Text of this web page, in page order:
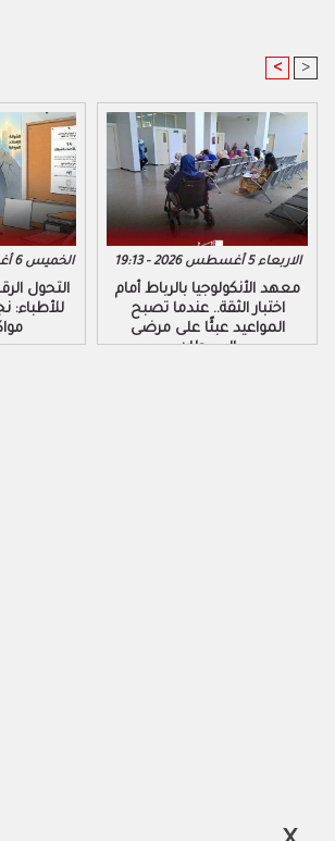
< >
الخميس 6 أغسطس 2026 - 18:44
التحول
للأطباء:
الاربعاء 5 أغسطس 2026 - 19:13
معهد الأنكولوجيا بالرباط أمام
اختبار الثقة.. عندما تصبح
المواعيد عبئًا على مرضى
السرطان